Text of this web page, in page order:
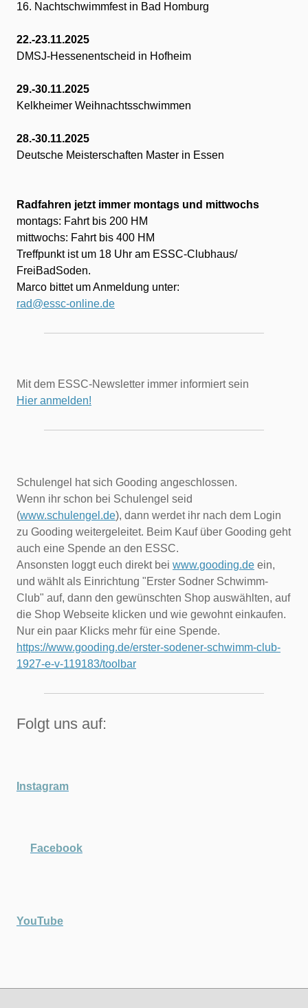
16. Nachtschwimmfest in Bad Homburg
22.-23.11.2025
DMSJ-Hessenentscheid in Hofheim
29.-30.11.2025
Kelkheimer Weihnachtsschwimmen
28.-30.11.2025
Deutsche Meisterschaften Master in Essen
Radfahren jetzt immer montags und mittwochs
montags: Fahrt bis 200 HM
mittwochs: Fahrt bis 400 HM
Treffpunkt ist um 18 Uhr am ESSC-Clubhaus/
FreiBadSoden.
Marco bittet um Anmeldung unter:
rad@essc-online.de
Mit dem ESSC-Newsletter immer informiert sein
Hier anmelden!
Schulengel hat sich Gooding angeschlossen.
Wenn ihr schon bei Schulengel seid
(www.schulengel.de), dann werdet ihr nach dem Login
zu Gooding weitergeleitet. Beim Kauf über Gooding geht
auch eine Spende an den ESSC.
Ansonsten loggt euch direkt bei www.gooding.deein,
und wählt als Einrichtung "Erster Sodner Schwimm-
Club" auf, dann den gewünschten Shop auswählten, auf
die Shop Webseite klicken und wie gewohnt einkaufen.
Nur ein paar Klicks mehr für eine Spende.
https://www.gooding.de/erster-sodener-schwimm-club-
1927-e-v-119183/toolbar
Folgt uns auf:
Instagram
Facebook
YouTube